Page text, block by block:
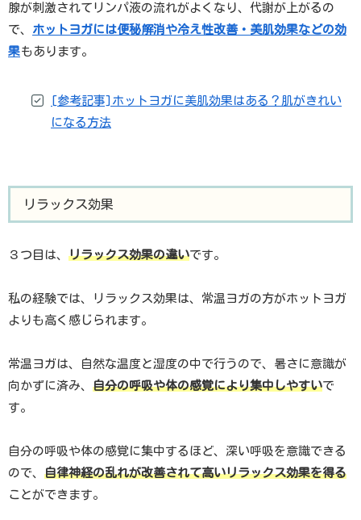
腺が刺激されてリンパ液の流れがよくなり、代謝が上がるの
で、 ホットヨガには便秘解消や冷え性改善・美肌効果などの効
果もあります。
[参考記事]ホットヨガに美肌効果はある？肌がきれい
になる方法
リラックス効果
３つ目は、 リラックス効果の違いです。
私の経験では、リラックス効果は、常温ヨガの方がホットヨガ
よりも高く感じられます。
常温ヨガは、自然な温度と湿度の中で行うので、暑さに意識が
向かずに済み、 自分の呼吸や体の感覚により集中しやすいで
す。
自分の呼吸や体の感覚に集中するほど、深い呼吸を意識できる
ので、 自律神経の乱れが改善されて高いリラックス効果を得る
ことができます。